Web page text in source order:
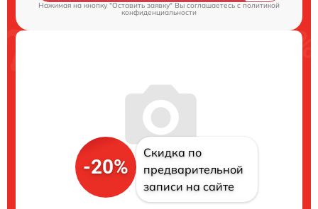
Нажимая на кнопку "Оставить заявку" Вы соглашаетесь c политикой
конфиденциальности
-20%
Скидка по
предварительной
записи на сайте